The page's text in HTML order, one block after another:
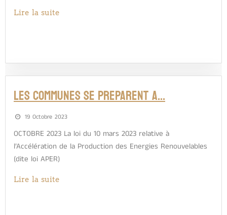
Lire la suite
LES COMMUNES SE PREPARENT A…
19 Octobre 2023
OCTOBRE 2023 La loi du 10 mars 2023 relative à
l’Accélération de la Production des Energies Renouvelables
(dite loi APER)
Lire la suite